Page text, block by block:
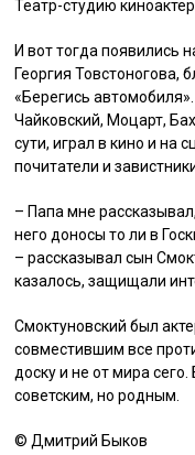
Театр-студию
И вот тогда
Георгия Товстоногова,
«Берегись
Чайковский, Моцарт,
сути, играл в кино и на
почитатели и
– Папа мне
него доносы то ли в
– рассказывал сын
казалось, защищали
Смоктуновский был
совместившим все
доску и не от мира
советским, но родным.
©️ Дмитрий Быков